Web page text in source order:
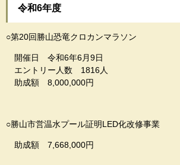
令和6年度
○第20回勝山恐竜クロカンマラソン
開催日 令和6年6月9日
エントリー人数 1816人
助成額 8,000,000円
○勝山市営温水プール証明LED化改修事業
助成額 7,668,000円